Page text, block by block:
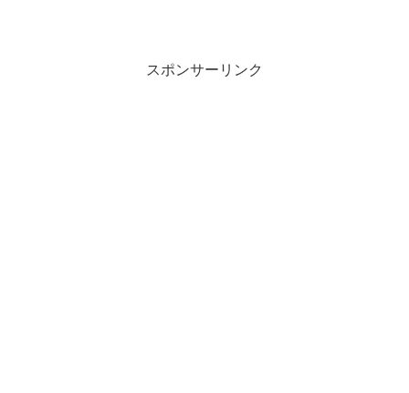
スポンサーリンク